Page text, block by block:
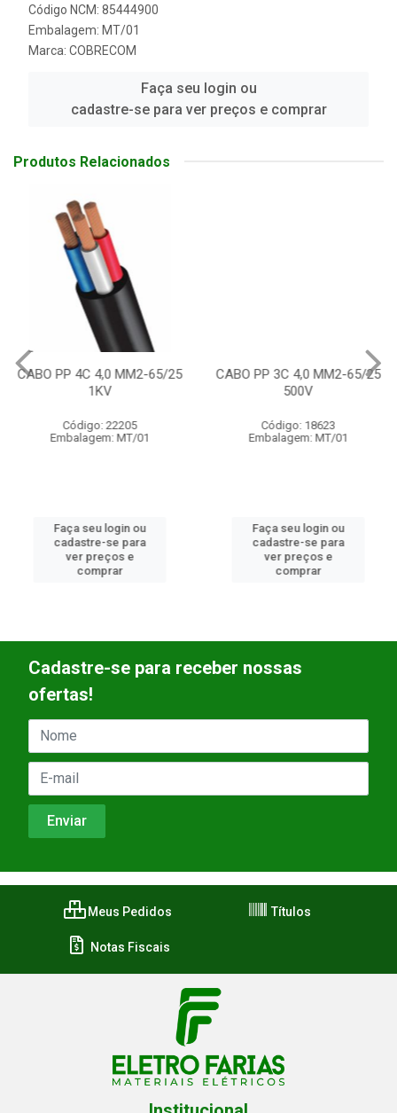
Código NCM: 85444900
Embalagem: MT/01
Marca: COBRECOM
Faça seu login ou
cadastre-se para ver preços e comprar
Produtos Relacionados
CABO PP 4C 4,0 MM2-65/25
1KV
Código: 22205
Embalagem: MT/01
Faça seu login ou
cadastre-se para
ver preços e
comprar
CABO PP 3C 4,0 MM2-65/25
500V
Código: 18623
Embalagem: MT/01
Faça seu login ou
cadastre-se para
ver preços e
comprar
Cadastre-se para receber nossas
ofertas!
Meus Pedidos Títulos
Notas Fiscais